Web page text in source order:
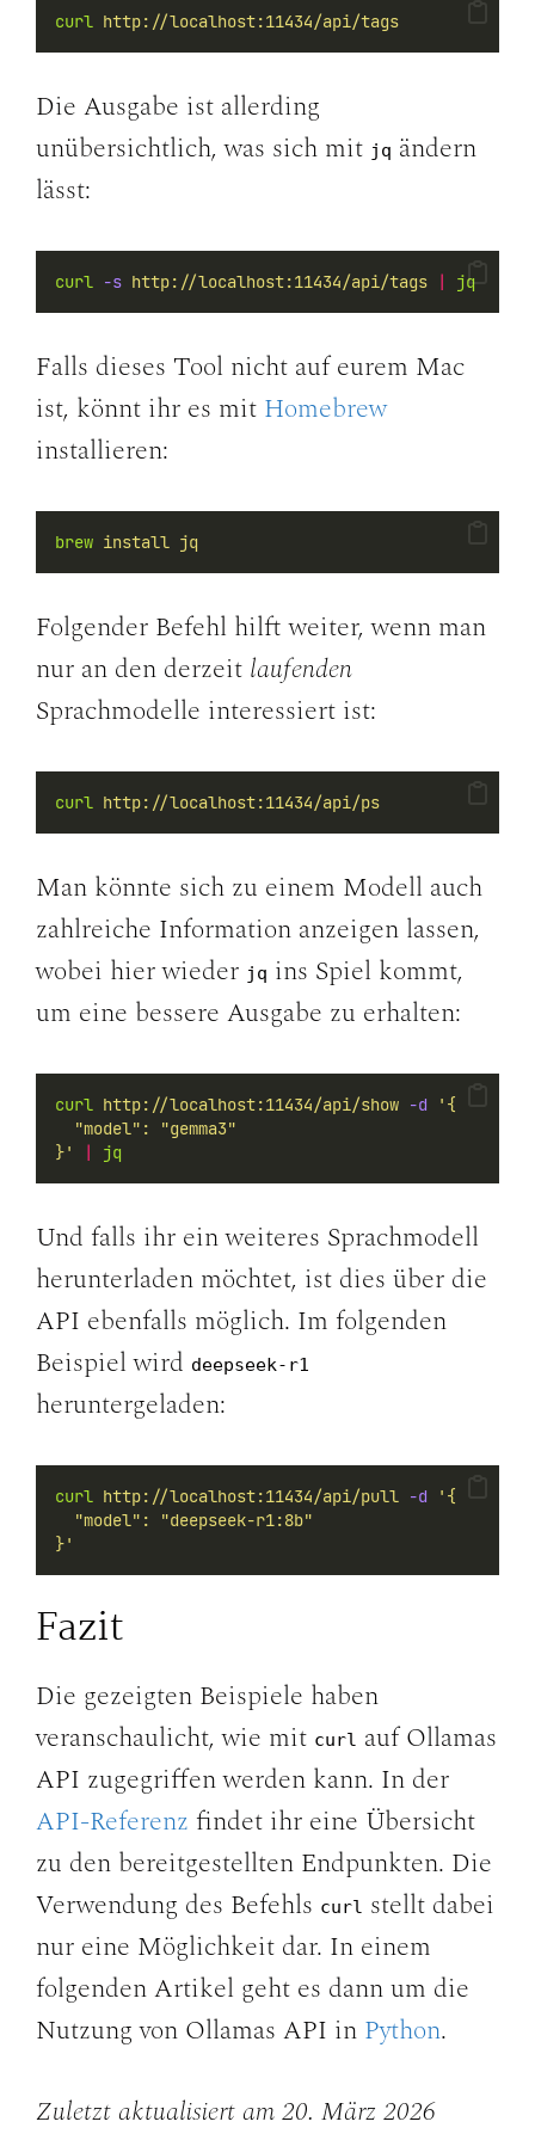
curl http://localhost:11434/api/tags
Die Ausgabe ist allerding
unübersichtlich, was sich mit jq ändern
lässt:
curl -s http://localhost:11434/api/tags | jq
Falls dieses Tool nicht auf eurem Mac
ist, könnt ihr es mit Homebrew
installieren:
brew install jq
Folgender Befehl hilft weiter, wenn man
nur an den derzeit laufenden
Sprachmodelle interessiert ist:
curl http://localhost:11434/api/ps
Man könnte sich zu einem Modell auch
zahlreiche Information anzeigen lassen,
wobei hier wieder jq ins Spiel kommt,
um eine bessere Ausgabe zu erhalten:
curl http://localhost:11434/api/show -d
'{
  "model": "gemma3"
}'
| jq
Und falls ihr ein weiteres Sprachmodell
herunterladen möchtet, ist dies über die
API ebenfalls möglich. Im folgenden
Beispiel wird deepseek-r1
heruntergeladen:
curl http://localhost:11434/api/pull -d
'{
  "model": "deepseek-r1:8b"
}'
Fazit
Die gezeigten Beispiele haben
veranschaulicht, wie mit curl auf Ollamas
API zugegriffen werden kann. In der
API-Referenz findet ihr eine Übersicht
zu den bereitgestellten Endpunkten. Die
Verwendung des Befehls curl stellt dabei
nur eine Möglichkeit dar. In einem
folgenden Artikel geht es dann um die
Nutzung von Ollamas API in Python.
Zuletzt aktualisiert am 20. März 2026